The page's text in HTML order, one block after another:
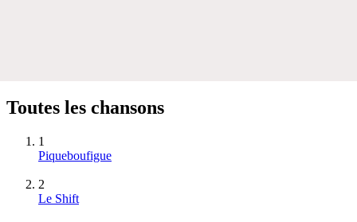
Toutes les chansons
1
Piqueboufigue
2
Le Shift